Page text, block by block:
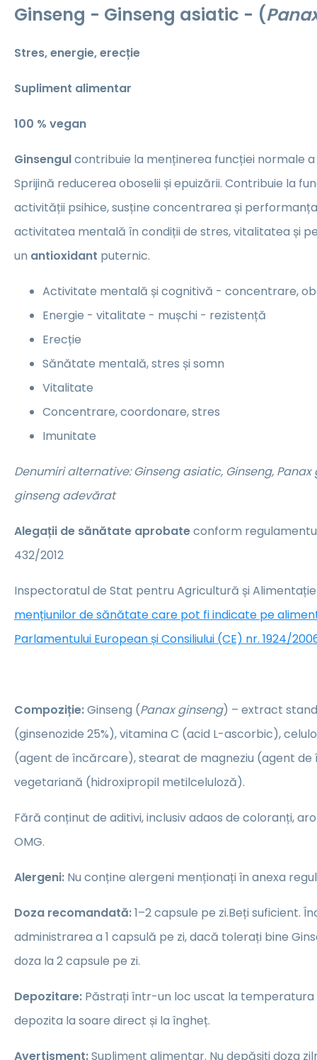
Ginseng - Ginseng asiatic - (
Stres, energie, erecție
Supliment alimentar
100 % vegan
Ginsengulcontribuie la menținerea funcției normale a
Sprijină reducerea oboselii și epuizării. Contribuie la
activității psihice, susține concentrarea și
activitatea mentală în condiții de stres, vitalitatea și
un antioxidant puternic.
Activitate mentală și cognitivă - concentrare,
Energie - vitalitate - mușchi - rezistență
Erecție
Sănătate mentală, stres și somn
Vitalitate
Concentrare, coordonare, stres
Imunitate
Denumiri alternative: Ginseng asiatic, Ginseng,
ginseng adevărat
Alegații de sănătate aprobateconform
432/2012
Inspectoratul de Stat pentru Agricultură și
mențiunilor de sănătate care pot fi indicate pe
Parlamentului European și Consiliului (CE) nr. 1924/
Compoziție:Ginseng (Panax ginseng) – extract
(ginsenozide 25%), vitamina C (acid L-ascorbic),
(agent de încărcare), stearat de magneziu (agent
vegetariană (hidroxipropil metilceluloză).
Fără conținut de aditivi, inclusiv adaos de coloranți,
OMG.
Alergeni: Nu conține alergeni menționați în anexa
Doza recomandată:1–2 capsule pe zi.Beți suficient.
administrarea a 1 capsulă pe zi, dacă tolerați bine
doza la 2 capsule pe zi.
Depozitare: Păstrați într-un loc uscat la temperatura
depozita la soare direct și la îngheț.
Avertisment:Supliment alimentar. Nu depășiți doza